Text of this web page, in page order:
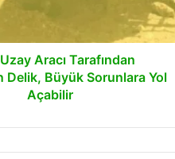
Aracı Tarafından
Delik, Büyük Sorunlara Yol
Açabilir